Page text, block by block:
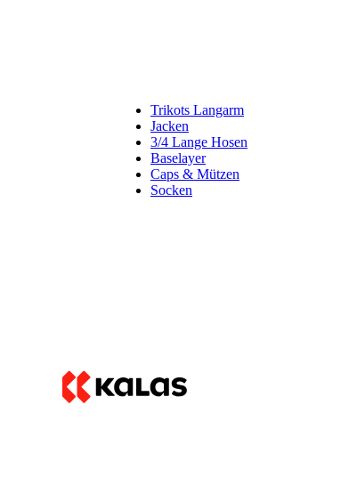
Trikots Langarm
Jacken
3/4 Lange Hosen
Baselayer
Caps & Mützen
Socken